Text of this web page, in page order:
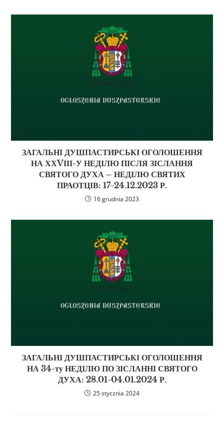
ЗАГАЛЬНІ ДУШПАСТИРСЬКІ ОГОЛОШЕННЯ
НА ХХVІІІ-У НЕДІЛЮ ПІСЛЯ ЗІСЛАННЯ
СВЯТОГО ДУХА – НЕДІЛЮ СВЯТИХ
ПРАОТЦІВ: 17-24.12.2023 Р.
16 grudnia 2023
ЗАГАЛЬНІ ДУШПАСТИРСЬКІ ОГОЛОШЕННЯ
НА 34-ту НЕДІЛЮ ПО ЗІСЛАННІ СВЯТОГО
ДУХА: 28.01-04.01.2024 Р.
25 stycznia 2024